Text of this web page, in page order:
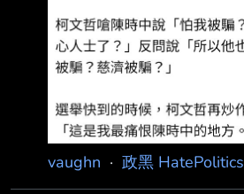
vaughn · 政黑 HatePolitics